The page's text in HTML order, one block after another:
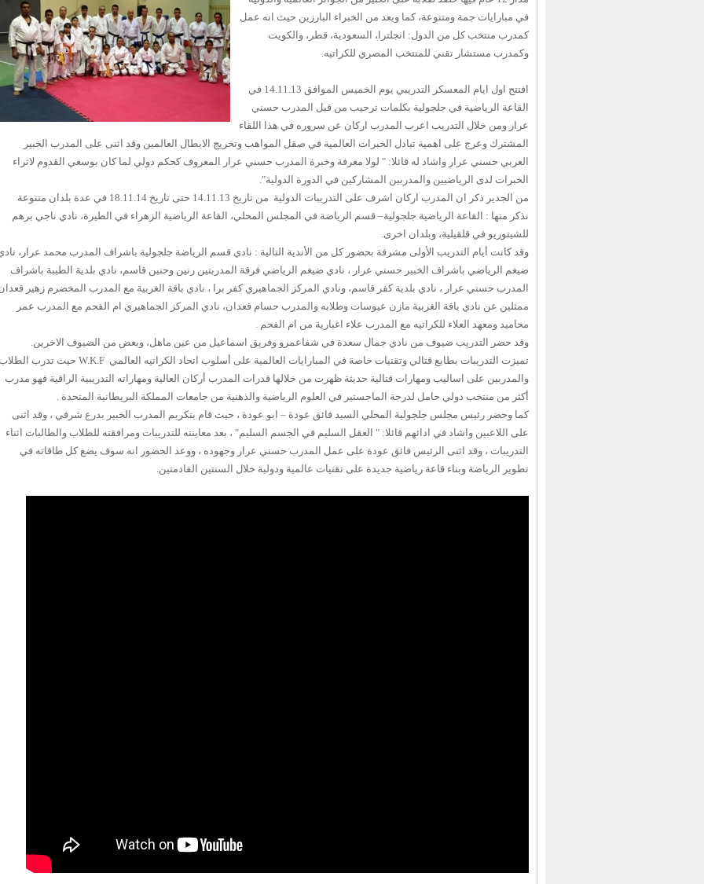
في مبارايات جمة ومتنوعة، كما ويعد من الخبراء البارزين حيث انه عمل
كمدرب منتخب كل من الدول: انجلترا، السعودية، قطر، والكويت
وكمدرب مستشار تقني للمنتخب المصري للكراتيه.
افتتح اول ايام المعسكر التدريبي يوم الخميس الموافق 14.11.13 في
القاعة الرياضية في جلجولية بكلمات ترحيب من قبل المدرب حسني
عرار ومن خلال التدريب اعرب المدرب اركان عن سروره في هذا اللقاء
المشترك وعرج على اهمية تبادل الخبرات العالمية في صقل المواهب وتخريج الابطال العالمين وقد اثنى على المدرب الخبير
العربي حسني عرار واشاد له قائلا: " لولا معرفة وخبرة المدرب حسني عرار المعروف كحكم دولي لما كان بوسعي القدوم لاثراء
الخبرات لدى الرياضيين والمدربين المشاركين في الدورة الدولية".
من الجدير ذكر ان المدرب اركان اشرف على التدريبات الدولية من تاريخ 14.11.13 حتى تاريخ 18.11.14 في عدة بلدان متنوعة
نذكر منها : القاعة الرياضية جلجولية– قسم الرياضة في المجلس المحلي، القاعة الرياضية الزهراء في الطيرة، نادي ناجي برهم
للشيتوريو في قلقيلية، وبلدان اخرى.
وقد كانت أيام التدريب الأولى مشرفة بحضور كل من الأندية التالية : نادي قسم الرياضة جلجولية باشراف المدرب محمد عرار،
ضيغم الرياضي باشراف الخبير حسني عرار ، نادي ضيغم الرياضي فرقة المدربتين رنين وحنين قاسم، نادي بلدية الطيبة باشراف
المدرب حسني عرار ، نادي بلدية كفر قاسم، ونادي المركز الجماهيري كفر برا ، نادي باقة الغربية مع المدرب المخضرم زهير
ممثلين عن نادي باقة الغربية مازن عيوسات وطلابه والمدرب حسام قعدان، نادي المركز الجماهيري ام الفحم مع المدرب عمر
محاميد ومعهد العلاء للكراتيه مع المدرب علاء اغبارية من ام الفحم .
وقد حضر التدريب ضيوف من نادي جمال سعدة في شفاعمرو وفريق اسماعيل من عين ماهل، وبعض من الضيوف الاخرين.
تميزت التدريبات بطابع قتالي وتقنيات خاصة في المبارايات العالمية على أسلوب اتحاد الكراتيه العالمي W.K.F حيث تدرب
والمدربين على اساليب ومهارات قتالية حديثة ظهرت من خلالها قدرات المدرب أركان العالية ومهاراته التدريبية الراقية فهو مدرب
أكثر من منتخب دولي حامل لدرجة الماجستير في العلوم الرياضية والذهنية من جامعات المملكة البريطانية المتحدة .
كما وحضر رئيس مجلس جلجولية المحلي السيد فائق عودة – ابو عودة ، حيث قام بتكريم المدرب الخبير بدرع شرفي ، وقد اثنى
على اللاعبين واشاد في ادائهم قائلا: " العقل السليم في الجسم السليم" ، بعد معاينته للتدريبات ومرافقته للطلاب والطالبات اثناء
التدريبات ، وقد اثنى الرئيس فائق عودة على عمل المدرب حسني عرار وجهوده ، ووعد الحضور انه سوف يضع كل طاقاته في
تطوير الرياضة وبناء قاعة رياضية جديدة على تقنيات عالمية ودولية خلال السنتين القادمتين.